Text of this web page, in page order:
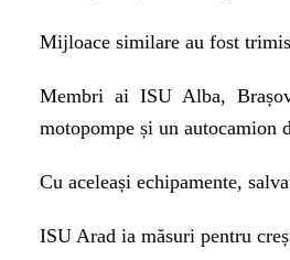
Mijloace similare au fost
Membri ai ISU Alba,
motopompe și un autocamion
Cu aceleași echipamente,
ISU Arad ia măsuri pentru